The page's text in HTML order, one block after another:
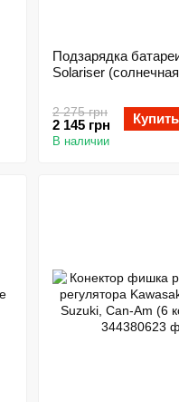
Подзарядка
Solariser
2 275 грн
2 145 грн Купить
В наличии